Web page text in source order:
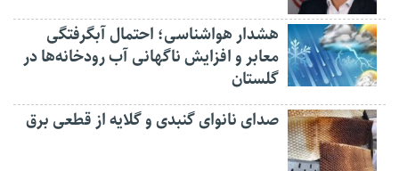
هشدار هواشناسی؛ احتمال آبگرفتگی
معابر و افزایش ناگهانی آب رودخانه‌ها در
گلستان
صدای نانوای گنبدی و گلایه از قطعی برق